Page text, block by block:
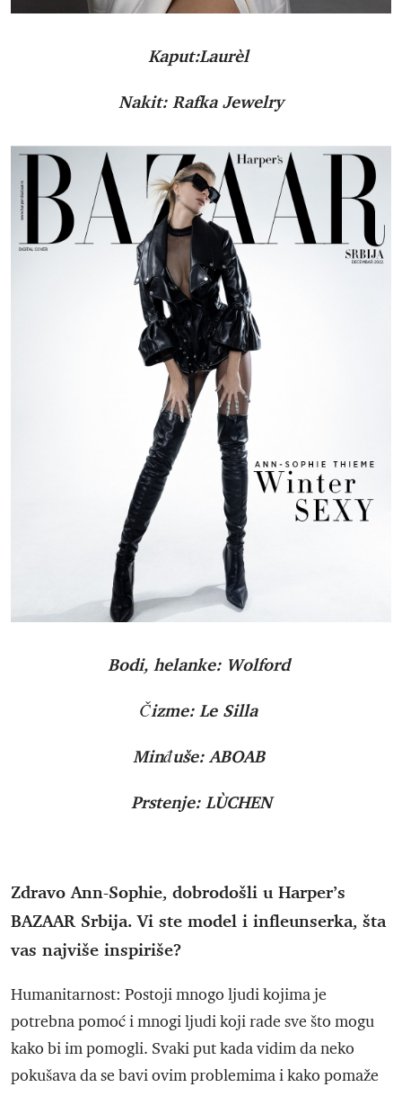
Kaput:Laurèl
Nakit: Rafka Jewelry
Bodi, helanke: Wolford
Čizme: Le Silla
Minđuše: ABOAB
Prstenje: LÙCHEN
Zdravo Ann-Sophie, dobrodošli u Harper’s
BAZAAR Srbija. Vi ste model i infleunserka, šta
vas najviše inspiriše?
Humanitarnost: Postoji mnogo ljudi kojima je
potrebna pomoć i mnogi ljudi koji rade sve što mogu
kako bi im pomogli. Svaki put kada vidim da neko
pokušava da se bavi ovim problemima i kako pomaže